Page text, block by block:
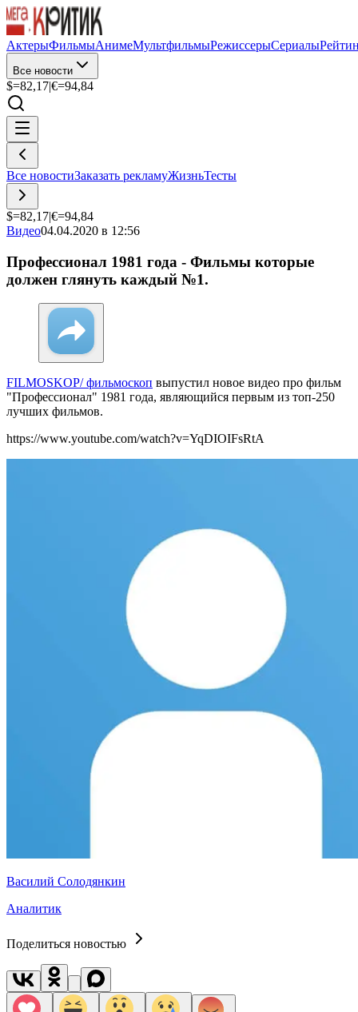
АктерыФильмыАнимеМультфильмыРежиссерыСериалы
Все новости
$=82,17|€=94,84
Все новостиЗаказать рекламуЖизньТесты
$=82,17|€=94,84
Видео04.04.2020 в 12:56
Профессионал 1981 года - Фильмы которые
должен глянуть каждый №1.
FILMOSKOP/ фильмоскоп выпустил новое видео про фильм
"Профессионал" 1981 года, являющийся первым из топ-250
лучших фильмов.
https://www.youtube.com/watch?v=YqDIOIFsRtA
Василий Солодянкин
Аналитик
Поделиться новостью